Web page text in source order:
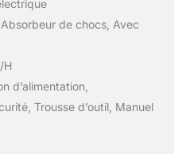
de chocs, Avec
H
d’alimentation,
Trousse d’outil, Manuel